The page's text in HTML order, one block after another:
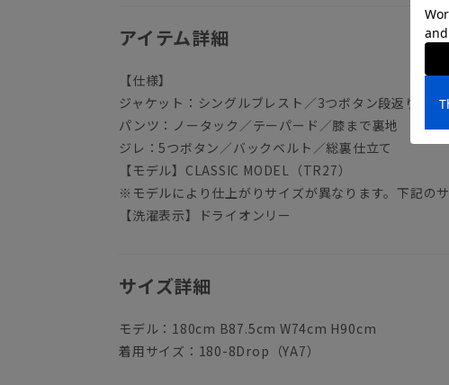
アイテム詳細
【仕様】
ジャケット：シングルブレスト／3つボタン段返り／総
パンツ：ノータック／テーパード／膝まで裏地
ジレ：5つボタン／バックベルト／総裏仕立て
【モデル】CLASSIC MODEL（TR27）
※モデルにより仕上がりサイズが異なります。下記の
【洗濯表示】ドライオンリー
サイズ詳細
モデル：180cm B87.5cm W74cm H90cm
着用サイズ：180-8Drop（YA7）